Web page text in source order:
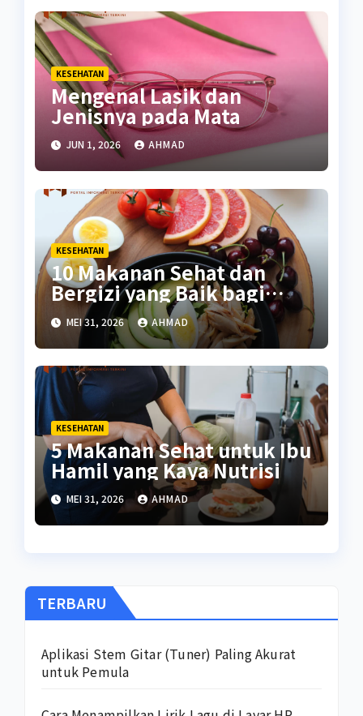
KESEHATAN
Mengenal Lasik dan
Jenisnya pada Mata
JUN 1, 2026 AHMAD
KESEHATAN
10 Makanan Sehat dan
Bergizi yang Baik bagi
Tubuh
MEI 31, 2026 AHMAD
KESEHATAN
5 Makanan Sehat untuk Ibu
Hamil yang Kaya Nutrisi
MEI 31, 2026 AHMAD
TERBARU
Aplikasi Stem Gitar (Tuner) Paling Akurat
untuk Pemula